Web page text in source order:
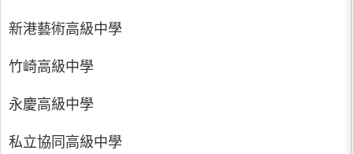
新港藝術高級中學
竹崎高級中學
永慶高級中學
私立協同高級中學